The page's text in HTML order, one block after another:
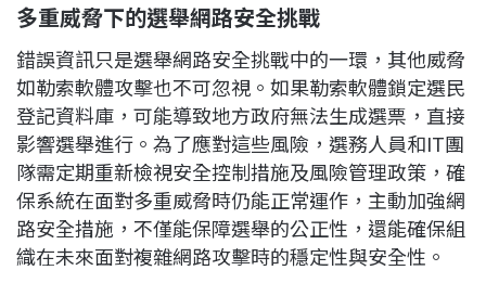
多重威脅下的選舉網路安全挑戰
錯誤資訊只是選舉網路安全挑戰中的一環，其他威脅
如勒索軟體攻擊也不可忽視。如果勒索軟體鎖定選民
登記資料庫，可能導致地方政府無法生成選票，直接
影響選舉進行。為了應對這些風險，選務人員和IT團
隊需定期重新檢視安全控制措施及風險管理政策，確
保系統在面對多重威脅時仍能正常運作，主動加強網
路安全措施，不僅能保障選舉的公正性，還能確保組
織在未來面對複雜網路攻擊時的穩定性與安全性。